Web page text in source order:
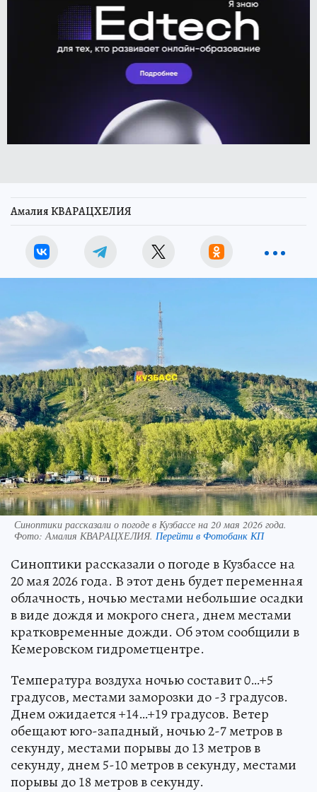
Амалия КВАРАЦХЕЛИЯ
Синоптики рассказали о погоде в Кузбассе на 20 мая 2026 года.
Фото: Амалия КВАРАЦХЕЛИЯ. Перейти в Фотобанк КП
Синоптики рассказали о погоде в Кузбассе на
20 мая 2026 года. В этот день будет переменная
облачность, ночью местами небольшие осадки
в виде дождя и мокрого снега, днем местами
кратковременные дожди. Об этом сообщили в
Кемеровском гидрометцентре.
Температура воздуха ночью составит 0…+5
градусов, местами заморозки до -3 градусов.
Днем ожидается +14…+19 градусов. Ветер
обещают юго-западный, ночью 2-7 метров в
секунду, местами порывы до 13 метров в
секунду, днем 5-10 метров в секунду, местами
порывы до 18 метров в секунду.